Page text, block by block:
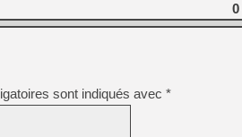
[GK] Devolver Digital en a
[LS] [PS5] ps5-y2jb-
[GK] Pourquoi Marvel
[GK] Test : Restory : Chill
[GK] GTA 6 : Rockstar
[GK] Hot Wheels Infinite
[GK] Mémoire cash -
0
sont indiqués avec *